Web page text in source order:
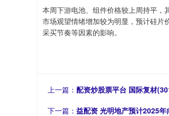
本周下游电池、组件价格较上周持平
市场观望情绪增加较为明显，预计硅片
采买节奏等因素的影响。
上一篇： 配资炒股票平台 国际复材
下一篇： 益配资 光明地产预计2025